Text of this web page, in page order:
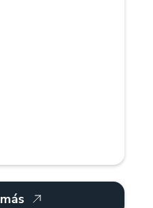
desperdicios y aumenta la
tu negocio gastronómico.